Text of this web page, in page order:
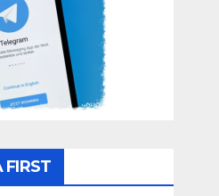
FIRST